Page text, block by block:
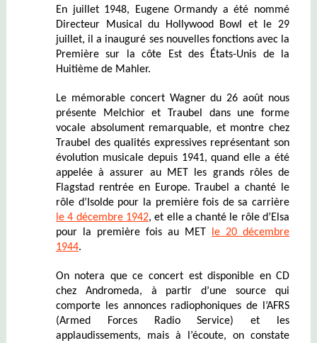
En juillet 1948, Eugene Ormandy a été nommé
Directeur Musical du Hollywood Bowl et le 29
juillet, il a inauguré ses nouvelles fonctions avec la
Première sur la côte Est des États-Unis de la
Huitième de Mahler.
Le mémorable concert Wagner du 26 août nous
présente Melchior et Traubel dans une forme
vocale absolument remarquable, et montre chez
Traubel des qualités expressives représentant son
évolution musicale depuis 1941, quand elle a été
appelée à assurer au MET les grands rôles de
Flagstad rentrée en Europe. Traubel a chanté le
rôle d’Isolde pour la première fois de sa carrière
le 4 décembre 1942, et elle a chanté le rôle d’Elsa
pour la première fois au MET le 20 décembre
1944.
On notera que ce concert est disponible en CD
chez Andromeda, à partir d’une source qui
comporte les annonces radiophoniques de l’AFRS
(Armed Forces Radio Service) et les
applaudissements, mais à l’écoute, on constate